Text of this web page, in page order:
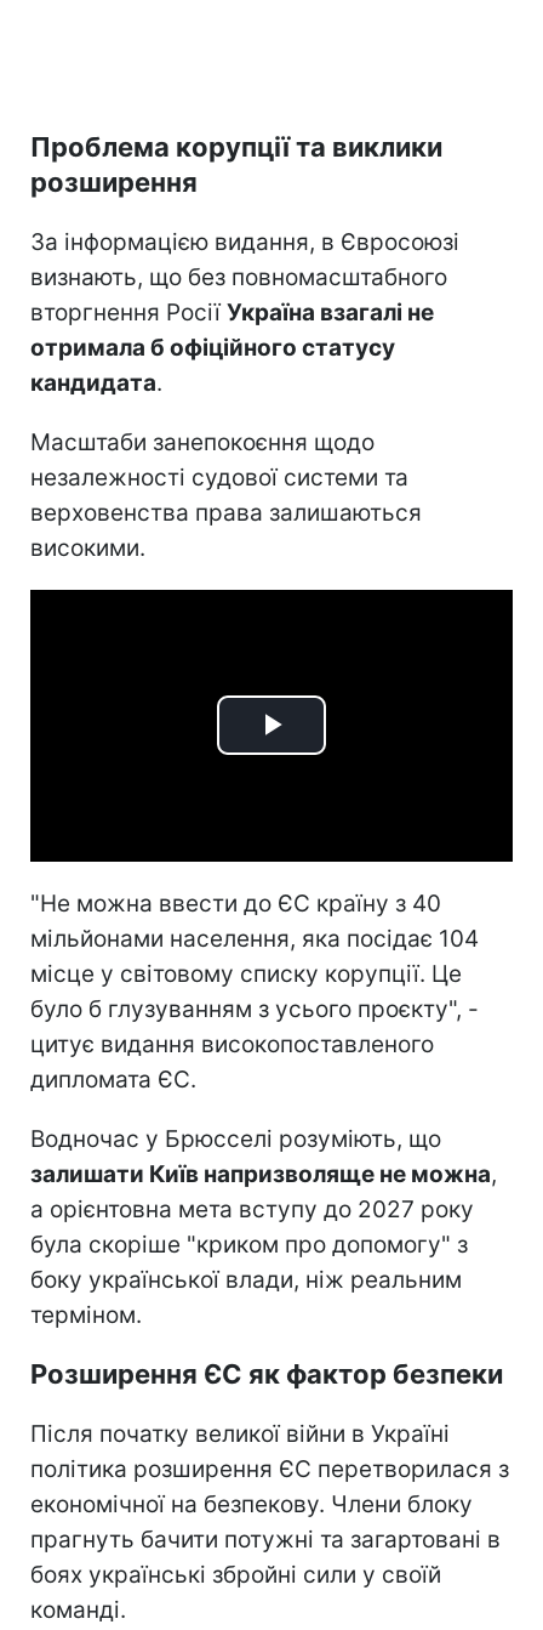
Проблема корупції та виклики
розширення
За інформацією видання, в Євросоюзі
визнають, що без повномасштабного
вторгнення РосіїУкраїна взагалі не
отримала б офіційного статусу
кандидата.
Масштаби занепокоєння щодо
незалежності судової системи та
верховенства права залишаються
високими.
Play
"Не можна ввести до ЄС країну з 40
мільйонами населення, яка посідає 104
місце у світовому списку корупції. Це
було б глузуванням з усього проєкту", -
цитує видання високопоставленого
дипломата ЄС.
Водночас у Брюсселі розуміють, що
залишати Київ напризволяще не можна,
а орієнтовна мета вступу до 2027 року
була скоріше "криком про допомогу" з
боку української влади, ніж реальним
терміном.
Розширення ЄС як фактор безпеки
Після початку великої війни в Україні
політика розширення ЄС перетворилася з
економічної на безпекову. Члени блоку
прагнуть бачити потужні та загартовані в
боях українські збройні сили у своїй
команді.